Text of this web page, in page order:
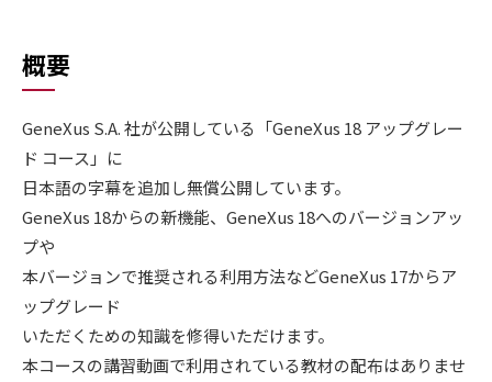
概要
GeneXus S.A. 社が公開している「GeneXus 18 アップグレー
ド コース」に
日本語の字幕を追加し無償公開しています。
GeneXus 18からの新機能、GeneXus 18へのバージョンアッ
プや
本バージョンで推奨される利用方法などGeneXus 17からア
ップグレード
いただくための知識を修得いただけます。
本コースの講習動画で利用されている教材の配布はありませ